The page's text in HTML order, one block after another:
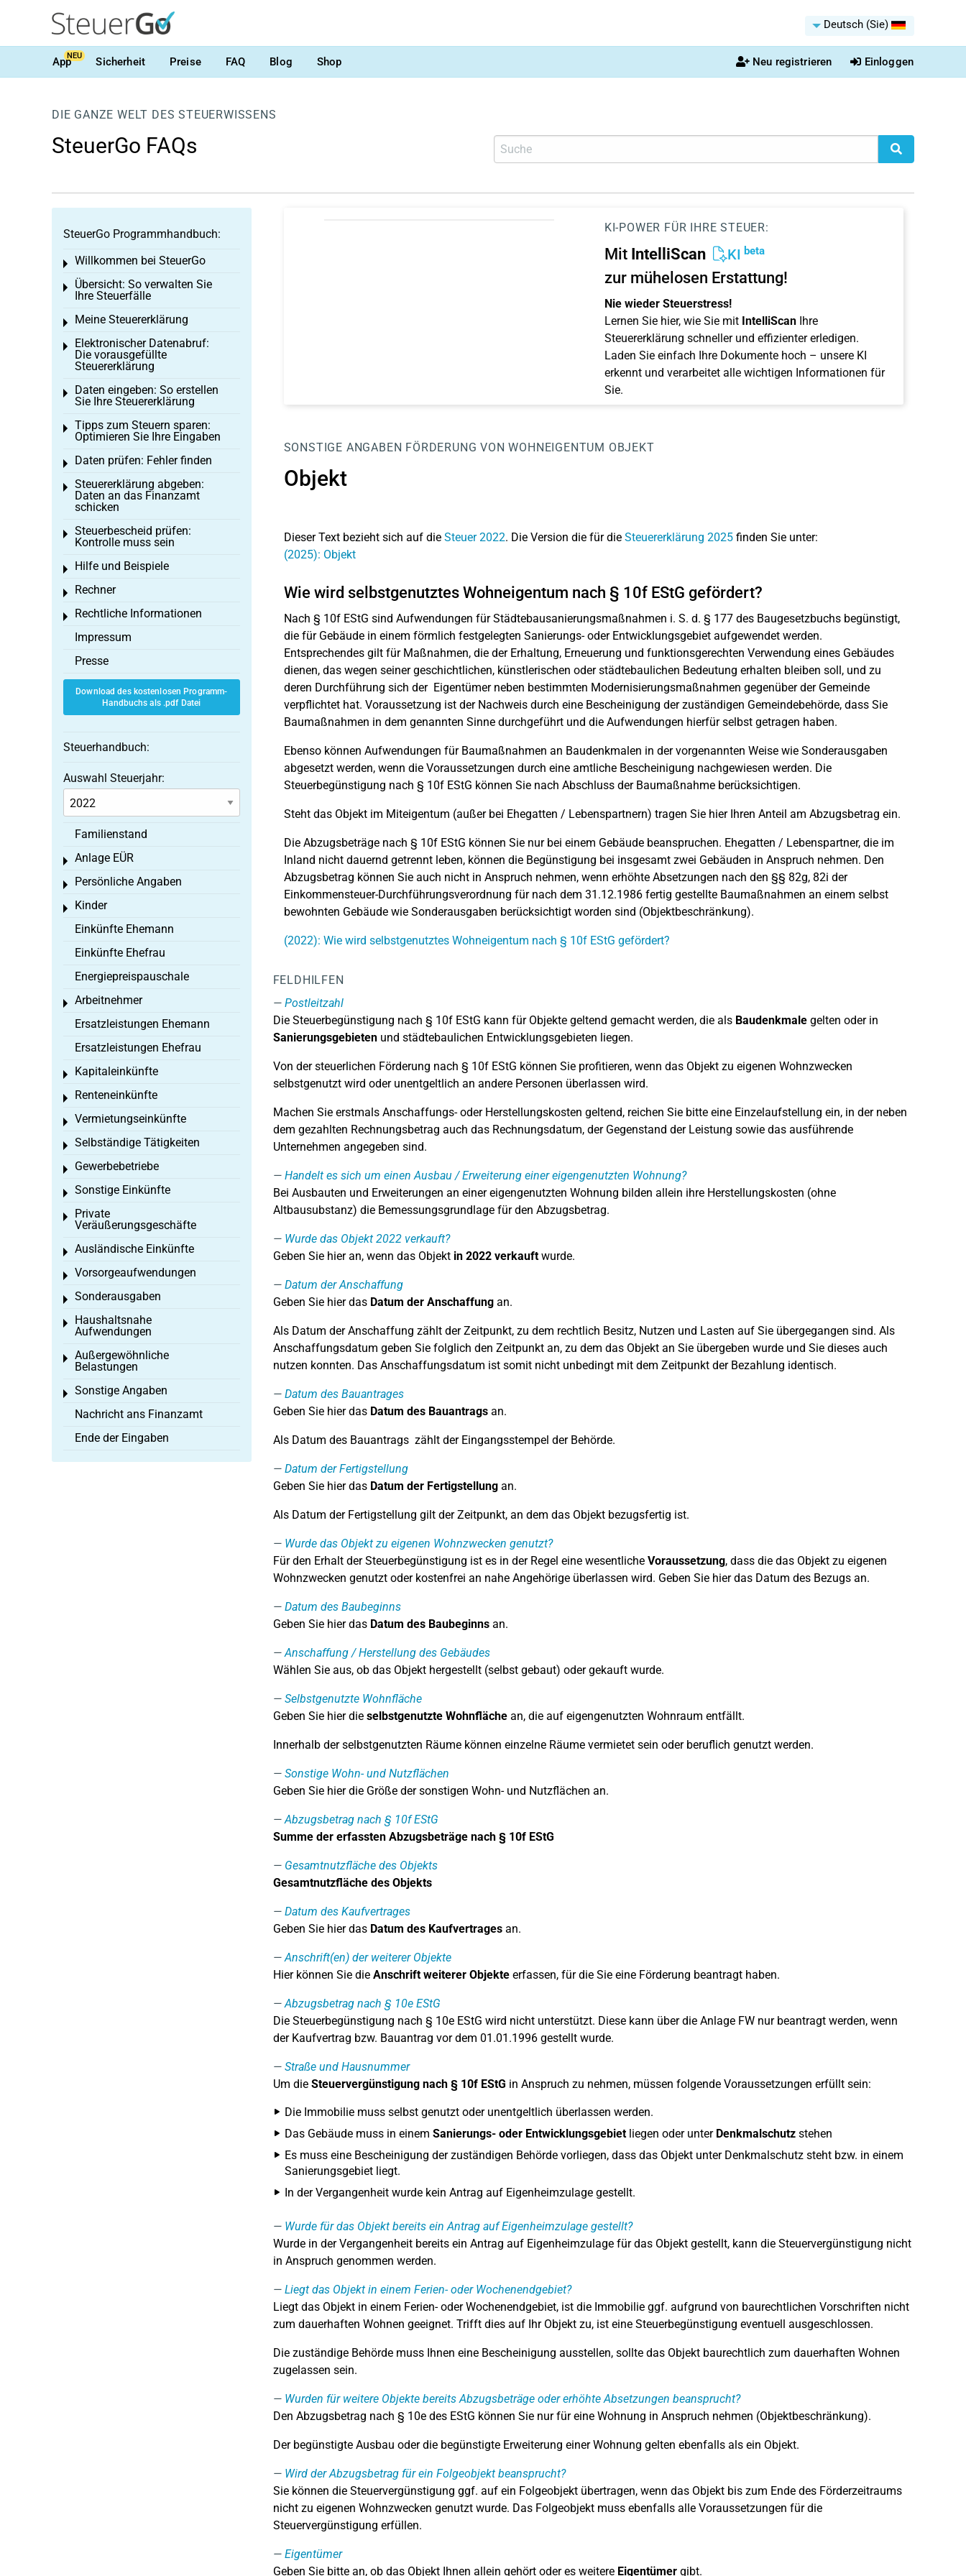
Deutsch (Sie)
AppNEU Sicherheit Preise FAQ Blog Shop Neu registrieren Einloggen
DIE GANZE WELT DES STEUERWISSENS
SteuerGo FAQs
KI-POWER FÜR IHRE STEUER:
Mit IntelliScan KI beta
zur mühelosen Erstattung!
Nie wieder Steuerstress!
Lernen Sie hier, wie Sie mit IntelliScanIhre
Steuererklärung schneller und effizienter erledigen.
Laden Sie einfach Ihre Dokumente hoch – unsere KI
erkennt und verarbeitet alle wichtigen Informationen für
Sie.
SONSTIGE ANGABEN FÖRDERUNG VON WOHNEIGENTUM OBJEKT
Objekt
Dieser Text bezieht sich auf die Steuer 2022. Die Version die für die Steuererklärung 2025finden Sie unter:
(2025): Objekt
Wie wird selbstgenutztes Wohneigentum nach § 10f EStG gefördert?
Nach § 10f EStG sind Aufwendungen für Städtebausanierungsmaßnahmen i. S. d. § 177 des Baugesetzbuchs begünstigt,
die für Gebäude in einem förmlich festgelegten Sanierungs- oder Entwicklungsgebiet aufgewendet werden.
Entsprechendes gilt für Maßnahmen, die der Erhaltung, Erneuerung und funktionsgerechten Verwendung eines Gebäudes
dienen, das wegen seiner geschichtlichen, künstlerischen oder städtebaulichen Bedeutung erhalten bleiben soll, und zu
deren Durchführung sich der Eigentümer neben bestimmten Modernisierungsmaßnahmen gegenüber der Gemeinde
verpflichtet hat. Voraussetzung ist der Nachweis durch eine Bescheinigung der zuständigen Gemeindebehörde, dass Sie
Baumaßnahmen in dem genannten Sinne durchgeführt und die Aufwendungen hierfür selbst getragen haben.
Ebenso können Aufwendungen für Baumaßnahmen an Baudenkmalen in der vorgenannten Weise wie Sonderausgaben
abgesetzt werden, wenn die Voraussetzungen durch eine amtliche Bescheinigung nachgewiesen werden. Die
Steuerbegünstigung nach § 10f EStG können Sie nach Abschluss der Baumaßnahme berücksichtigen.
Steht das Objekt im Miteigentum (außer bei Ehegatten / Lebenspartnern) tragen Sie hier Ihren Anteil am Abzugsbetrag ein.
Die Abzugsbeträge nach § 10f EStG können Sie nur bei einem Gebäude beanspruchen. Ehegatten / Lebenspartner, die im
Inland nicht dauernd getrennt leben, können die Begünstigung bei insgesamt zwei Gebäuden in Anspruch nehmen. Den
Abzugsbetrag können Sie auch nicht in Anspruch nehmen, wenn erhöhte Absetzungen nach den §§ 82g, 82i der
Einkommensteuer-Durchführungsverordnung für nach dem 31.12.1986 fertig gestellte Baumaßnahmen an einem selbst
bewohnten Gebäude wie Sonderausgaben berücksichtigt worden sind (Objektbeschränkung).
(2022): Wie wird selbstgenutztes Wohneigentum nach § 10f EStG gefördert?
FELDHILFEN
Postleitzahl
Die Steuerbegünstigung nach § 10f EStG kann für Objekte geltend gemacht werden, die als Baudenkmalegelten oder in
Sanierungsgebietenund städtebaulichen Entwicklungsgebieten liegen.
Von der steuerlichen Förderung nach § 10f EStG können Sie profitieren, wenn das Objekt zu eigenen Wohnzwecken
selbstgenutzt wird oder unentgeltlich an andere Personen überlassen wird.
Machen Sie erstmals Anschaffungs- oder Herstellungskosten geltend, reichen Sie bitte eine Einzelaufstellung ein, in der neben
dem gezahlten Rechnungsbetrag auch das Rechnungsdatum, der Gegenstand der Leistung sowie das ausführende
Unternehmen angegeben sind.
Handelt es sich um einen Ausbau / Erweiterung einer eigengenutzten Wohnung?
Bei Ausbauten und Erweiterungen an einer eigengenutzten Wohnung bilden allein ihre Herstellungskosten (ohne
Altbausubstanz) die Bemessungsgrundlage für den Abzugsbetrag.
Wurde das Objekt 2022 verkauft?
Geben Sie hier an, wenn das Objekt in 2022 verkauftwurde.
Datum der Anschaffung
Geben Sie hier das Datum der Anschaffungan.
Als Datum der Anschaffung zählt der Zeitpunkt, zu dem rechtlich Besitz, Nutzen und Lasten auf Sie übergegangen sind. Als
Anschaffungsdatum geben Sie folglich den Zeitpunkt an, zu dem das Objekt an Sie übergeben wurde und Sie dieses auch
nutzen konnten. Das Anschaffungsdatum ist somit nicht unbedingt mit dem Zeitpunkt der Bezahlung identisch.
Datum des Bauantrages
Geben Sie hier das Datum des Bauantrags an.
Als Datum des Bauantrags zählt der Eingangsstempel der Behörde.
Datum der Fertigstellung
Geben Sie hier das Datum der Fertigstellungan.
Als Datum der Fertigstellung gilt der Zeitpunkt, an dem das Objekt bezugsfertig ist.
Wurde das Objekt zu eigenen Wohnzwecken genutzt?
Für den Erhalt der Steuerbegünstigung ist es in der Regel eine wesentliche Voraussetzung, dass die das Objekt zu eigenen
Wohnzwecken genutzt oder kostenfrei an nahe Angehörige überlassen wird. Geben Sie hier das Datum des Bezugs an.
Datum des Baubeginns
Geben Sie hier das Datum des Baubeginns an.
Anschaffung / Herstellung des Gebäudes
Wählen Sie aus, ob das Objekt hergestellt (selbst gebaut) oder gekauft wurde.
Selbstgenutzte Wohnfläche
Geben Sie hier dieselbstgenutzte Wohnflächean, die auf eigengenutzten Wohnraum entfällt.
Innerhalb der selbstgenutzten Räume können einzelne Räume vermietet sein oder beruflich genutzt werden.
Sonstige Wohn- und Nutzflächen
Geben Sie hier die Größe der sonstigen Wohn- und Nutzflächen an.
Abzugsbetrag nach § 10f EStG
Summe der erfassten Abzugsbeträge nach § 10f EStG
Gesamtnutzfläche des Objekts
Gesamtnutzfläche des Objekts
Datum des Kaufvertrages
Geben Sie hier das Datum des Kaufvertrages an.
Anschrift(en) der weiterer Objekte
Hier können Sie die Anschrift weiterer Objekteerfassen, für die Sie eine Förderung beantragt haben.
Abzugsbetrag nach § 10e EStG
Die Steuerbegünstigung nach § 10e EStG wird nicht unterstützt. Diese kann über die Anlage FW nur beantragt werden, wenn
der Kaufvertrag bzw. Bauantrag vor dem 01.01.1996 gestellt wurde.
Straße und Hausnummer
Um die Steuervergünstigung nach § 10f EStG in Anspruch zu nehmen, müssen folgende Voraussetzungen erfüllt sein:
Die Immobilie muss selbst genutzt oder unentgeltlich überlassen werden.
Das Gebäude muss in einem Sanierungs- oder Entwicklungsgebietliegen oder unter Denkmalschutzstehen
Es muss eine Bescheinigung der zuständigen Behörde vorliegen, dass das Objekt unter Denkmalschutz steht bzw. in einem
Sanierungsgebiet liegt.
In der Vergangenheit wurde kein Antrag auf Eigenheimzulage gestellt.
Wurde für das Objekt bereits ein Antrag auf Eigenheimzulage gestellt?
Wurde in der Vergangenheit bereits ein Antrag auf Eigenheimzulage für das Objekt gestellt, kann die Steuervergünstigung nicht
in Anspruch genommen werden.
Liegt das Objekt in einem Ferien- oder Wochenendgebiet?
Liegt das Objekt in einem Ferien- oder Wochenendgebiet, ist die Immobilie ggf. aufgrund von baurechtlichen Vorschriften nicht
zum dauerhaften Wohnen geeignet. Trifft dies auf Ihr Objekt zu, ist eine Steuerbegünstigung eventuell ausgeschlossen.
Die zuständige Behörde muss Ihnen eine Bescheinigung ausstellen, sollte das Objekt baurechtlich zum dauerhaften Wohnen
zugelassen sein.
Wurden für weitere Objekte bereits Abzugsbeträge oder erhöhte Absetzungen beansprucht?
Den Abzugsbetrag nach § 10e des EStG können Sie nur für eine Wohnung in Anspruch nehmen (Objektbeschränkung).
Der begünstigte Ausbau oder die begünstigte Erweiterung einer Wohnung gelten ebenfalls als ein Objekt.
Wird der Abzugsbetrag für ein Folgeobjekt beansprucht?
Sie können die Steuervergünstigung ggf. auf ein Folgeobjekt übertragen, wenn das Objekt bis zum Ende des Förderzeitraums
nicht zu eigenen Wohnzwecken genutzt wurde. Das Folgeobjekt muss ebenfalls alle Voraussetzungen für die
Steuervergünstigung erfüllen.
Eigentümer
Geben Sie bitte an, ob das Objekt Ihnen allein gehört oder es weitere Eigentümergibt.
SteuerGo Programmhandbuch:
Willkommen bei SteuerGo
Toggle menu
Übersicht: So verwalten Sie
Ihre Steuerfälle
Toggle menu
Meine Steuererklärung
Toggle menu
Elektronischer Datenabruf:
Die vorausgefüllte
Steuererklärung
Toggle menu
Daten eingeben: So erstellen
Sie Ihre Steuererklärung
Toggle menu
Tipps zum Steuern sparen:
Optimieren Sie Ihre Eingaben
Toggle menu
Daten prüfen: Fehler finden
Toggle menu
Steuererklärung abgeben:
Daten an das Finanzamt
schicken
Toggle menu
Steuerbescheid prüfen:
Kontrolle muss sein
Toggle menu
Hilfe und Beispiele
Toggle menu
Rechner
Toggle menu
Rechtliche Informationen
Toggle menu
Impressum
Presse
Download des kostenlosen Programm-
Handbuchs als .pdf Datei
Steuerhandbuch:
Auswahl Steuerjahr:
Familienstand
Anlage EÜR
Toggle menu
Persönliche Angaben
Toggle menu
Kinder
Toggle menu
Einkünfte Ehemann
Einkünfte Ehefrau
Energiepreispauschale
Arbeitnehmer
Toggle menu
Ersatzleistungen Ehemann
Ersatzleistungen Ehefrau
Kapitaleinkünfte
Toggle menu
Renteneinkünfte
Toggle menu
Vermietungseinkünfte
Toggle menu
Selbständige Tätigkeiten
Toggle menu
Gewerbebetriebe
Toggle menu
Sonstige Einkünfte
Toggle menu
Private
Veräußerungsgeschäfte
Toggle menu
Ausländische Einkünfte
Toggle menu
Vorsorgeaufwendungen
Toggle menu
Sonderausgaben
Toggle menu
Haushaltsnahe
Aufwendungen
Toggle menu
Außergewöhnliche
Belastungen
Toggle menu
Sonstige Angaben
Toggle menu
Nachricht ans Finanzamt
Ende der Eingaben